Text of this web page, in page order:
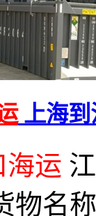
上海到
海运
物名